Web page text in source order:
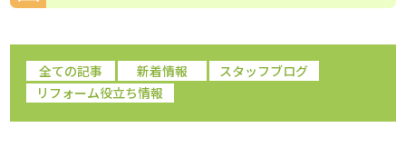
全ての記事 新着情報
スタッフブログ
リフォーム役立ち情報